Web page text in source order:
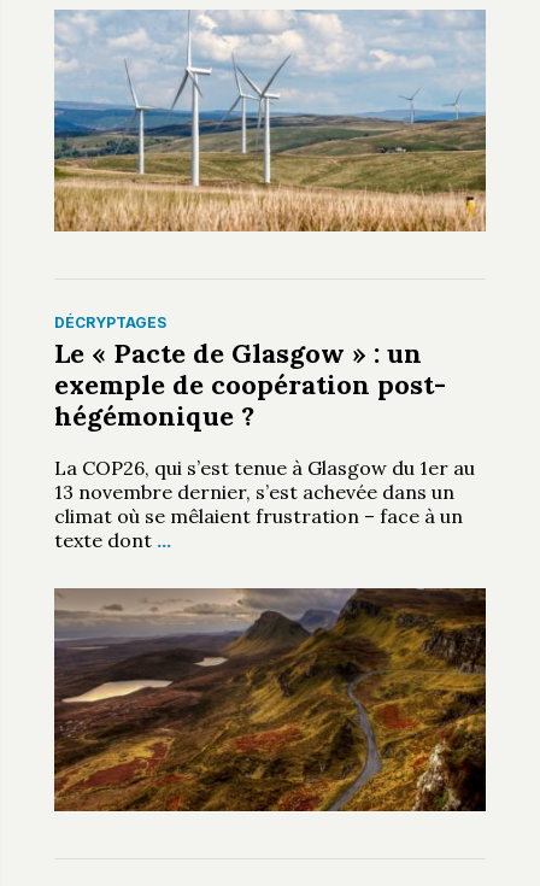
DÉCRYPTAGES
Le « Pacte de Glasgow » : un
exemple de coopération post-
hégémonique ?
La COP26, qui s’est tenue à Glasgow du 1er au
13 novembre dernier, s’est achevée dans un
climat où se mêlaient frustration – face à un
texte dont …